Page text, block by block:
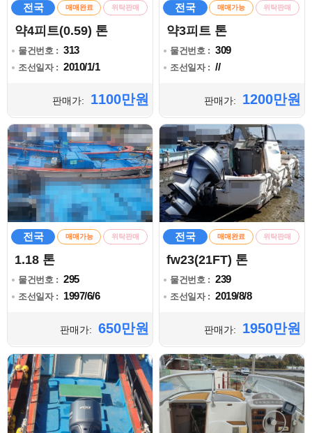
전국 매매완료 위탁판매
약4피트(0.59) 톤
물건번호 : 313
조선일자 : 2010/1/1
판매가: 1100만원
전국 매매가능 위탁판매
약3피트 톤
물건번호 : 309
조선일자 : //
판매가: 1200만원
전국 매매가능 위탁판매
1.18 톤
물건번호 : 295
조선일자 : 1997/6/6
판매가: 650만원
전국 매매완료 위탁판매
fw23(21FT) 톤
물건번호 : 239
조선일자 : 2019/8/8
판매가: 1950만원